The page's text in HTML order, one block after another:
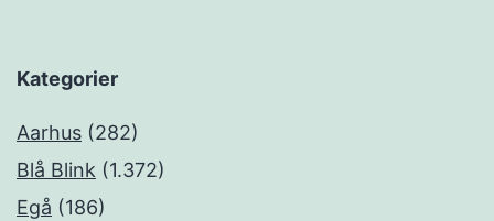
Kategorier
Aarhus (282)
Blå Blink (1.372)
Egå (186)